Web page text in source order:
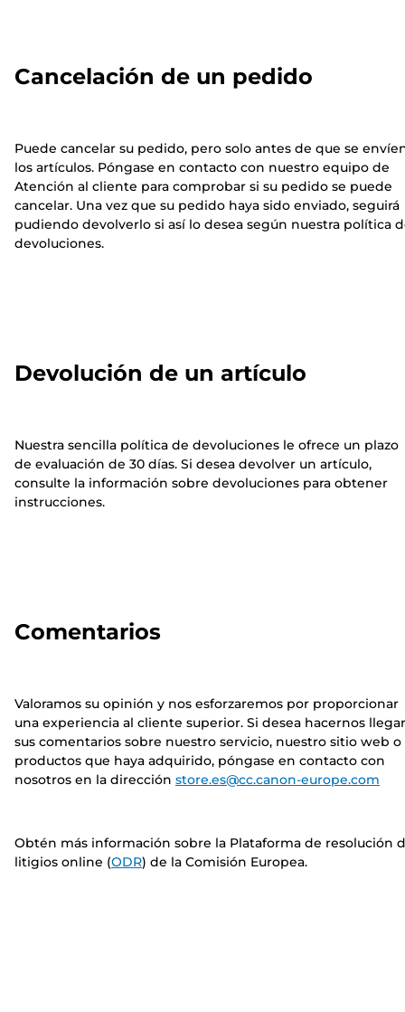
Cancelación de un pedido
Puede cancelar su pedido, pero solo antes de que se
los artículos. Póngase en contacto con nuestro equipo de
Atención al cliente para comprobar si su pedido se puede
cancelar. Una vez que su pedido haya sido enviado, seguirá
pudiendo devolverlo si así lo desea según nuestra política
devoluciones.
Devolución de un artículo
Nuestra sencilla política de devoluciones le ofrece un plazo
de evaluación de 30 días. Si desea devolver un artículo,
consulte la información sobre devoluciones para obtener
instrucciones.
Comentarios
Valoramos su opinión y nos esforzaremos por proporcionar
una experiencia al cliente superior. Si desea hacernos llegar
sus comentarios sobre nuestro servicio, nuestro sitio web o
productos que haya adquirido, póngase en contacto con
nosotros en la dirección store.es@cc.canon-europe.com
Obtén más información sobre la Plataforma de resolución
litigios online (ODR) de la Comisión Europea.